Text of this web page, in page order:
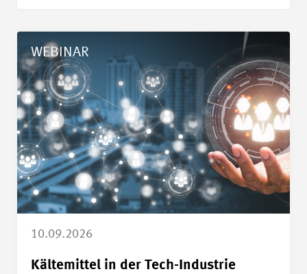
WEBINAR
10.09.2026
Kältemittel in der Tech-Industrie
Details Kältemittel in der Tech-Industrie